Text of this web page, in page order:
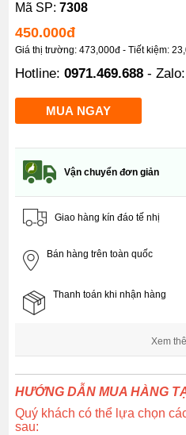
Mã SP:7308
450.000đ
Giá thị trường: 473,000đ - Tiết kiệm:
Hotline:0971.469.688 -
Vận chuyển đơn giản
Giao hàng kín đáo tế nhị
Bán hàng trên toàn quốc
Thanh toán khi nhận hàng
Xem
HƯỚNG DẪN MUA HÀNG
Quý khách có thể lựa chọn
sau: